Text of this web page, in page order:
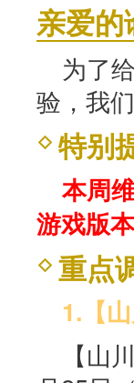
亲爱的
为了
验，我
特别
本周
游戏版
重点
1.【
【山